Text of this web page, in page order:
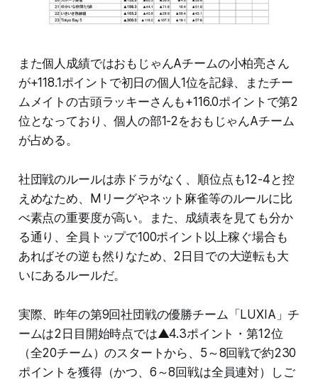
また個人成績ではおもじゃんAチームの小柏亮さん
が+118.1ポイントで初日の個人1位を記録、またチー
ムメイトの古頭ラッキーさんも+116.0ポイントで第2
位となっており、個人の部1-2をおもじゃんAチーム
が占める。
社団戦のルールは赤ドラがなく、順位点も12-4と控
えめなため、Mリーグやネット麻雀等のルールに比
べ素点の重要度が高い。また、成績表を見ても分か
る通り、全員トップで100ポイント以上稼ぐ場合も
あればその逆も然りなため、2日目での大逆転も大
いにあるルールだ。
実際、昨年の第9回社団戦の優勝チーム「LUXIA」チ
ームは2日目開始時点では▲4.3ポイント・第12位
（全20チーム）のスタートから、5～8回戦で約230
ポイントを獲得（かつ、6～8回戦は全員連対）しご